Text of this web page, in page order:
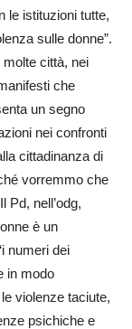
le istituzioni tutte,
sulle donne”.
molte città, nei
che
un segno
nei confronti
cittadinanza di
vorremmo che
Pd, nell’odg,
è un
numeri dei
in modo
violenze taciute,
psichiche e